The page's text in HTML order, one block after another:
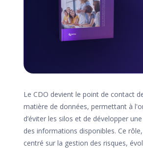
Le CDO devient le point de contact
matière de données, permettant à
d’éviter les silos et de développer
des informations disponibles. Ce
centré sur la gestion des risques,